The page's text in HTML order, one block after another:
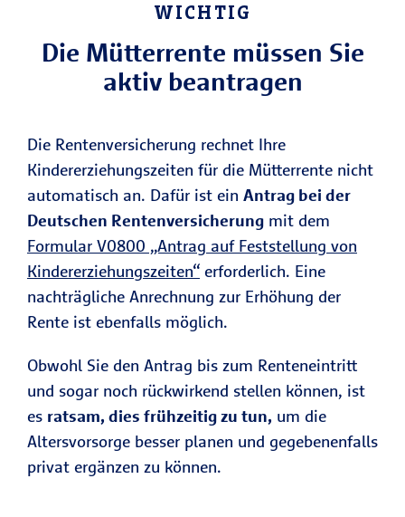
WICHTIG
Die Mütterrente müssen Sie
aktiv beantragen
Die Rentenversicherung rechnet Ihre
Kindererziehungszeiten für die Mütterrente nicht
automatisch an. Dafür ist ein Antrag bei der
Deutschen Rentenversicherung mit dem
Formular V0800 „Antrag auf Feststellung von
Kindererziehungszeiten“ erforderlich. Eine
nachträgliche Anrechnung zur Erhöhung der
Rente ist ebenfalls möglich.
Obwohl Sie den Antrag bis zum Renteneintritt
und sogar noch rückwirkend stellen können, ist
es ratsam, dies frühzeitig zu tun, um die
Altersvorsorge besser planen und gegebenenfalls
privat ergänzen zu können.